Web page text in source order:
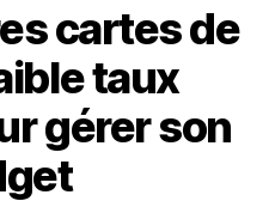
cartes de
taux
gérer son